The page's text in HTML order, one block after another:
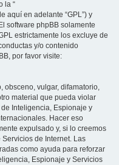
la “
aquí en adelante “GPL”) y
software phpBB solamente
estrictamente los excluye de
y/o contenido
por favor visite:
obsceno, vulgar, difamatorio,
material que pueda violar
Inteligencia, Espionaje y
Hacer eso
expulsado y, si lo creemos
de Internet. Las
como ayuda para reforzar
Espionaje y Servicios